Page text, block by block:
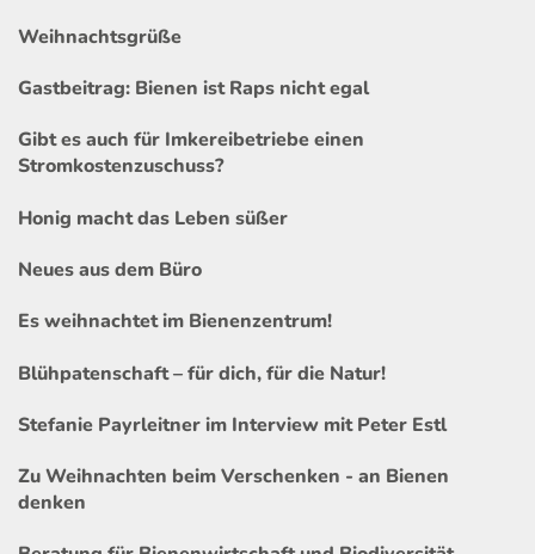
Weihnachtsgrüße
Gastbeitrag: Bienen ist Raps nicht egal
Gibt es auch für Imkereibetriebe einen
Stromkostenzuschuss?
Honig macht das Leben süßer
Neues aus dem Büro
Es weihnachtet im Bienenzentrum!
Blühpatenschaft – für dich, für die Natur!
Stefanie Payrleitner im Interview mit Peter Estl
Zu Weihnachten beim Verschenken - an Bienen
denken